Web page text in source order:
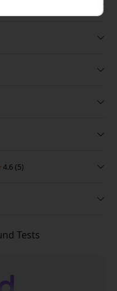
4.6 (5)
Tests